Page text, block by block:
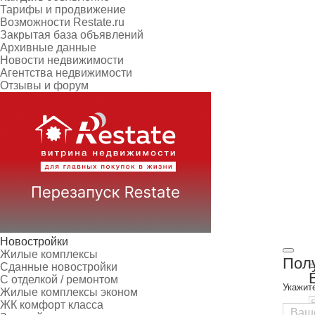
Тарифы и продвижение
Возможности Restate.ru
Закрытая база объявлений
Архивные данные
Новости недвижимости
Агентства недвижимости
Отзывы и форум
Новостройки
Жилые комплексы
Сданные новостройки
С отделкой / ремонтом
Жилые комплексы эконом
ЖК комфорт класса